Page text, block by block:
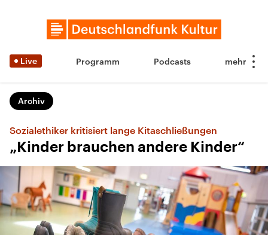
Live Programm Podcasts
Archiv
Sozialethiker kritisiert lange Kitaschließungen
„Kinder brauchen andere Kinder“